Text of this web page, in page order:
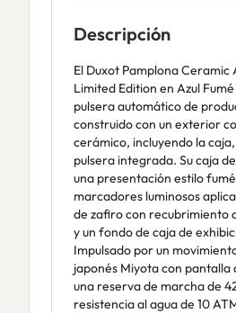
Descripción
El Duxot Pamplona Ceramic
Limited Edition en Azul
pulsera automático de
construido con un exterior
cerámico, incluyendo la
pulsera integrada. Su caja
una presentación estilo
marcadores luminosos
de zafiro con recubrimiento
y un fondo de caja de
Impulsado por un
japonés Miyota con
una reserva de marcha de
resistencia al agua de 10